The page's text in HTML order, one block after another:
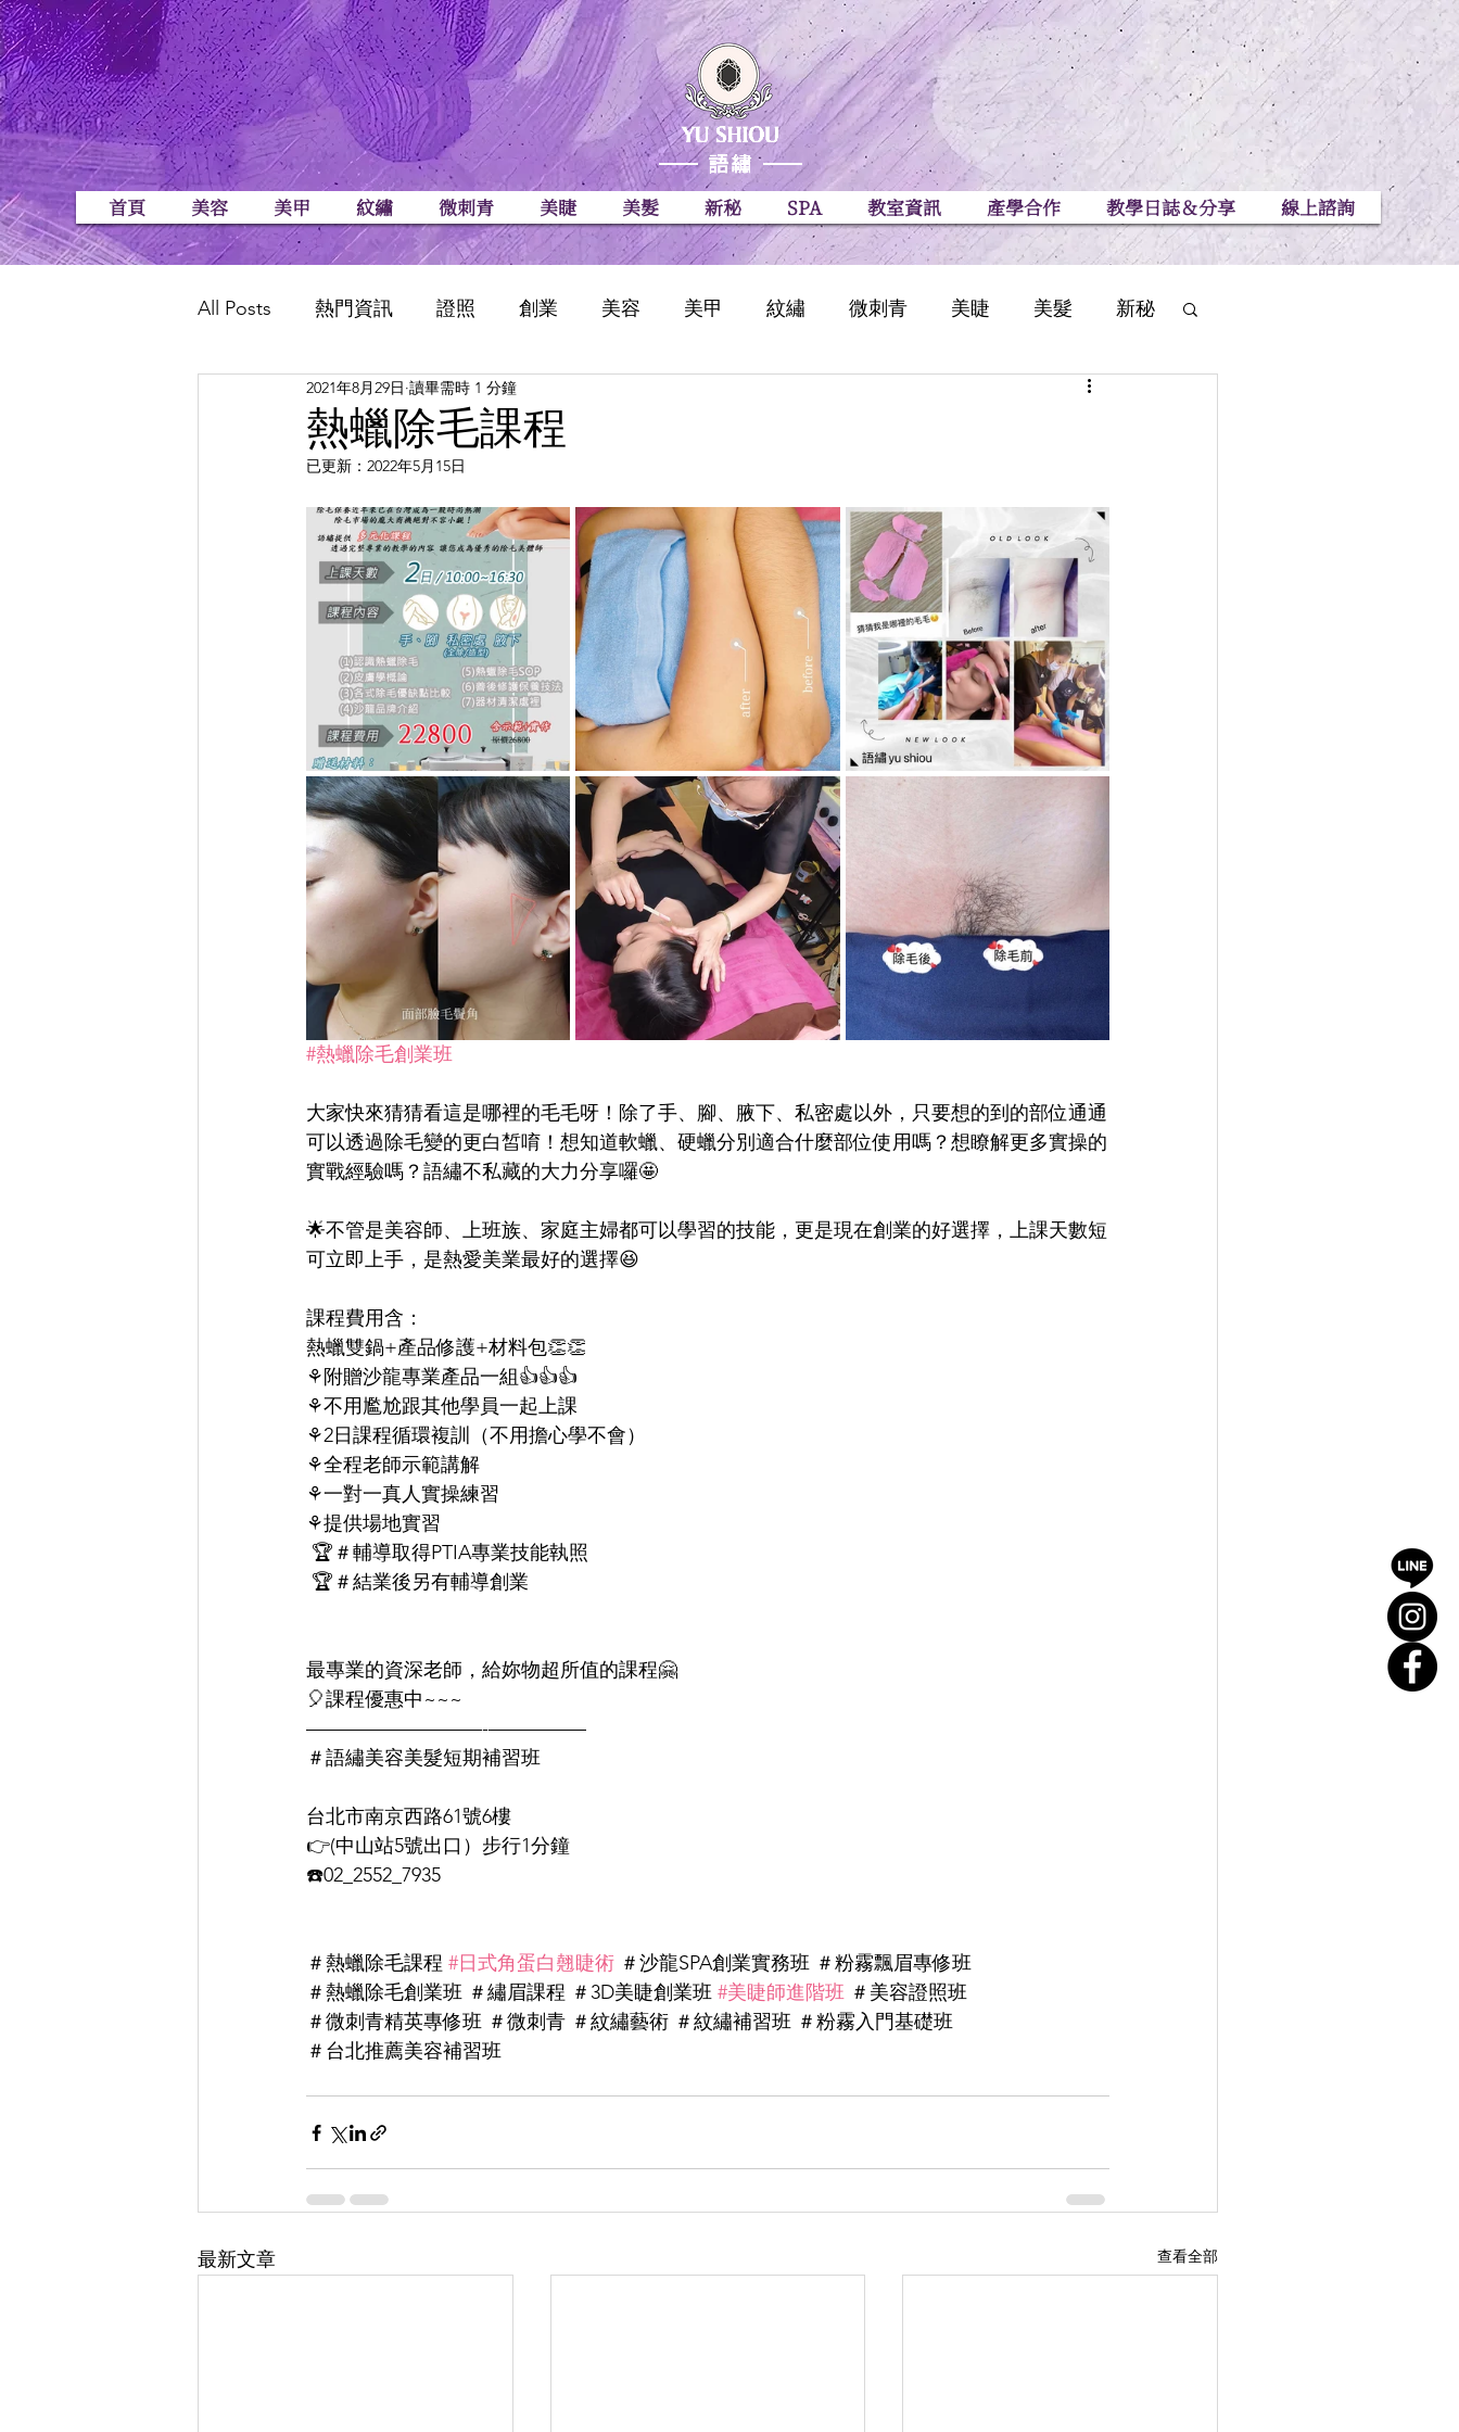
首頁 美容 美甲 紋繡 微刺青 美睫 美髮 新秘 SPA 教室資訊 產學合作 教學日誌＆分享 線上諮詢
All Posts 熱門資訊 證照 創業 美容 美甲 紋繡 微刺青 美睫 美髮 新秘
熱蠟除毛課程
2021年8月29日 讀畢需時 1 分鐘
已更新： 2022年5月15日
#熱蠟除毛創業班
大家快來猜猜看這是哪裡的毛毛呀！除了手、腳、腋下、私密處以外，只要想的到的部位通通
可以透過除毛變的更白皙唷！想知道軟蠟、硬蠟分別適合什麼部位使用嗎？想瞭解更多實操的
實戰經驗嗎？語繡不私藏的大力分享囉🤩
🌟不管是美容師、上班族、家庭主婦都可以學習的技能，更是現在創業的好選擇，上課天數短
可立即上手，是熱愛美業最好的選擇😆
課程費用含：
熱蠟雙鍋+產品修護+材料包👏👏
⚘附贈沙龍專業產品一組👍👍👍
⚘不用尷尬跟其他學員一起上課
⚘2日課程循環複訓（不用擔心學不會）
⚘全程老師示範講解
⚘一對一真人實操練習
⚘提供場地實習
🏆＃輔導取得PTIA專業技能執照
🏆＃結業後另有輔導創業
最專業的資深老師，給妳物超所值的課程🤗
🎈課程優惠中~~~
—————————-—————
＃語繡美容美髮短期補習班
台北市南京西路61號6樓
👉(中山站5號出口）步行1分鐘
☎️02_2552_7935
＃熱蠟除毛課程 #日式角蛋白翹睫術 ＃沙龍SPA創業實務班 ＃粉霧飄眉專修班
＃熱蠟除毛創業班 ＃繡眉課程 ＃3D美睫創業班 #美睫師進階班 ＃美容證照班
＃微刺青精英專修班 ＃微刺青 ＃紋繡藝術 ＃紋繡補習班 ＃粉霧入門基礎班
＃台北推薦美容補習班
最新文章 查看全部